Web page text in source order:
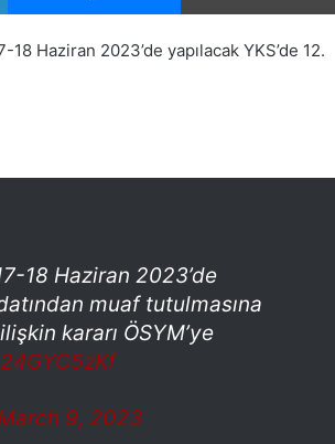
Haziran 2023’de yapılacak YKS’de 12.
18 Haziran 2023’de
muaf tutulmasına
kararı ÖSYM’ye
9, 2023